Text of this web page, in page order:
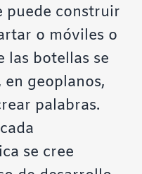
puede construir
o móviles o
las botellas se
geoplanos,
palabras.
se cree